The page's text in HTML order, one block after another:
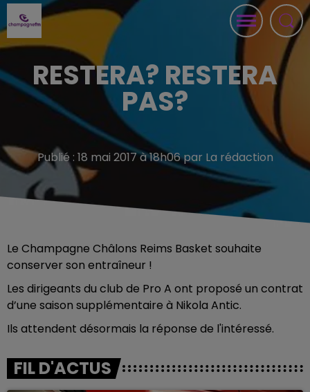
RESTERA? RESTERA
PAS?
Publié : 18 mai 2017 à 18h06 par La rédaction
Le Champagne Châlons Reims Basket souhaite
conserver son entraîneur !
Les dirigeants du club de Pro A ont proposé un contrat
d’une saison supplémentaire à Nikola Antic.
Ils attendent désormais la réponse de l'intéressé.
FIL D'ACTUS